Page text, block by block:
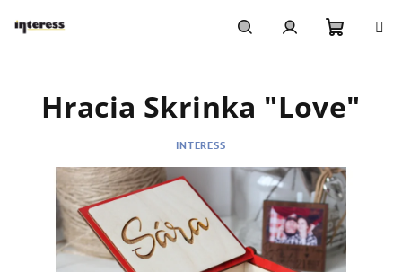
košík
Hracia Skrinka "Love"
INTERESS